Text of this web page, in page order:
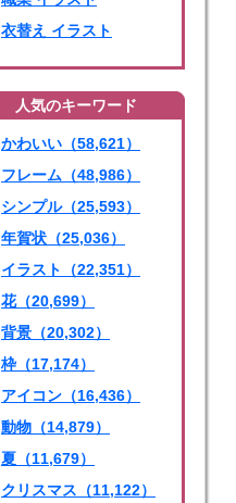
衣替え イラスト
人気のキーワード
かわいい（58,621）
フレーム（48,986）
シンプル（25,593）
年賀状（25,036）
イラスト（22,351）
花（20,699）
背景（20,302）
枠（17,174）
アイコン（16,436）
動物（14,879）
夏（11,679）
クリスマス（11,122）